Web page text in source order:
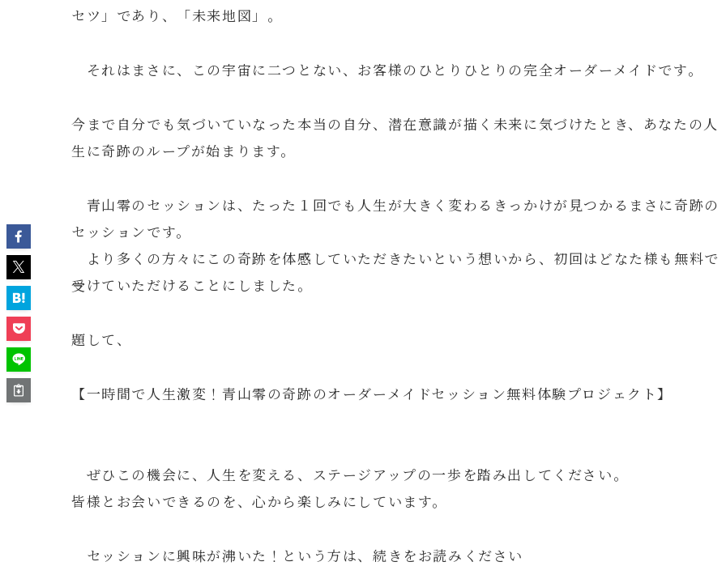
セツ」であり、「未来地図」。
それはまさに、この宇宙に二つとない、お客様のひとりひとりの完全オーダーメイドです。
今まで自分でも気づいていなった本当の自分、潜在意識が描く未来に気づけたとき、あなたの人
生に奇跡のループが始まります。
青山零のセッションは、たった１回でも人生が大きく変わるきっかけが見つかるまさに奇跡の
セッションです。
より多くの方々にこの奇跡を体感していただきたいという想いから、初回はどなた様も無料で
受けていただけることにしました。
題して、
【一時間で人生激変！青山零の奇跡のオーダーメイドセッション無料体験プロジェクト】
ぜひこの機会に、人生を変える、ステージアップの一歩を踏み出してください。
皆様とお会いできるのを、心から楽しみにしています。
セッションに興味が沸いた！という方は、続きをお読みください